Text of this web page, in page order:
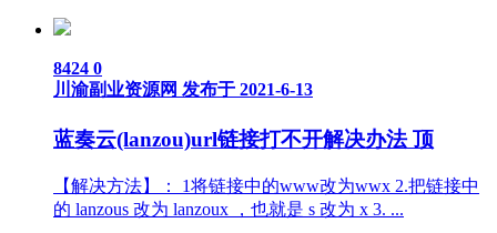
8424 0
川渝副业资源网 发布于 2021-6-13
蓝奏云(lanzou)url链接打不开解决办法 顶
【解决方法】： 1将链接中的www改为wwx 2.把链接中
的 lanzous 改为 lanzoux ，也就是 s 改为 x 3. ...